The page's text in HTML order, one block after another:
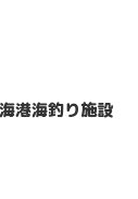
港海釣り施設